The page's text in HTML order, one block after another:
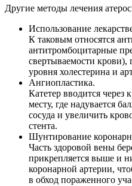
Другие методы лечения
Использование
К таковым относятся
антитромбоцитарные
свертываемости
уровня холестерина и
Ангиопластика.
Катетер вводится
месту, где надувается
сосуда и увеличить
стента.
Шунтирование
Часть здоровой вены
прикрепляется выше и
коронарной артерии,
в обход пораженного